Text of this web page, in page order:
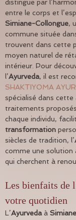
distingue par
entre le corps et
Simiane-Collongue,
commune située
trouvent dans cette
moyen naturel de
intérieur. Pour
l’Ayurveda, il est
SHAKTIYOMA
spécialisé dans cette
traitements
chaque individu,
transformation
siècles de tradition, l’
comme une solution
qui cherchent à
Les bienfaits de
votre quotidien
L’Ayurveda à